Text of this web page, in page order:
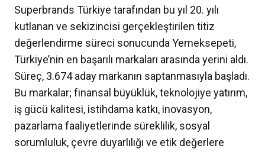
Superbrands Türkiye tarafından bu yıl 20. yılı
kutlanan ve sekizincisi gerçekleştirilen titiz
değerlendirme süreci sonucunda Yemeksepeti,
Türkiye’nin en başarılı markaları arasında yerini aldı.
Süreç, 3.674 aday markanın saptanmasıyla başladı.
Bu markalar; finansal büyüklük, teknolojiye yatırım,
iş gücü kalitesi, istihdama katkı, inovasyon,
pazarlama faaliyetlerinde süreklilik, sosyal
sorumluluk, çevre duyarlılığı ve etik değerlere